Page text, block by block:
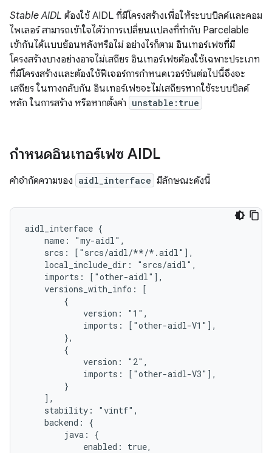
Stable AIDL ต้องใช้ AIDL ที่มีโครงสร้างเพื่อให้ระบบบิลด์และคอม
ไพเลอร์ สามารถเข้าใจได้ว่าการเปลี่ยนแปลงที่ทำกับ Parcelable
เข้ากันได้แบบย้อนหลังหรือไม่ อย่างไรก็ตาม อินเทอร์เฟซที่มี
โครงสร้างบางอย่างอาจไม่เสถียร อินเทอร์เฟซต้องใช้เฉพาะประเภท
ที่มีโครงสร้างและต้องใช้ฟีเจอร์การกำหนดเวอร์ชันต่อไปนี้จึงจะ
เสถียร ในทางกลับกัน อินเทอร์เฟซจะไม่เสถียรหากใช้ระบบบิลด์
หลัก ในการสร้าง หรือหากตั้งค่า unstable:true
กำหนดอินเทอร์เฟซ AIDL
คำจำกัดความของ aidl_interface มีลักษณะดังนี้
aidl_interface {
    name: "my-aidl",
    srcs: ["srcs/aidl/**/*.aidl"],
    local_include_dir: "srcs/aidl",
    imports: ["other-aidl"],
    versions_with_info: [
        {
            version: "1",
            imports: ["other-aidl-V1"],
        },
        {
            version: "2",
            imports: ["other-aidl-V3"],
        }
    ],
    stability: "vintf",
    backend: {
        java: {
            enabled: true,